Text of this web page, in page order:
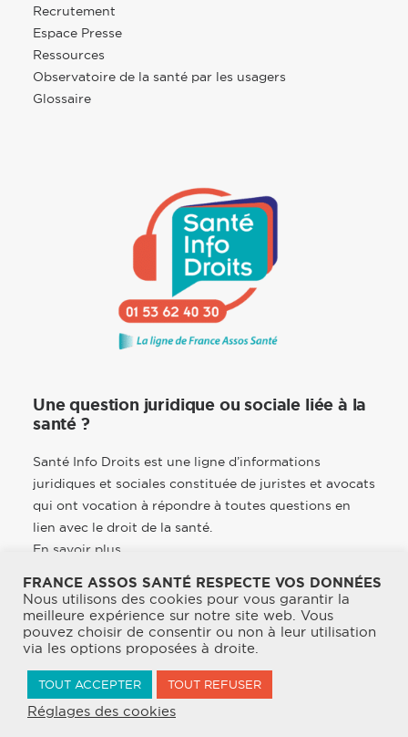
Recrutement
Espace Presse
Ressources
Observatoire de la santé par les usagers
Glossaire
Une question juridique ou sociale liée à la
santé ?
Santé Info Droits est une ligne d’informations
juridiques et sociales constituée de juristes et avocats
qui ont vocation à répondre à toutes questions en
lien avec le droit de la santé.
En savoir plus
© 2026 France Assos Santé. | Tous droits réservés.
Mentions légales
Politique de confidentialité & CGU
FRANCE ASSOS SANTÉ RESPECTE VOS DONNÉES
Nous utilisons des cookies pour vous garantir la
meilleure expérience sur notre site web. Vous
pouvez choisir de consentir ou non à leur utilisation
via les options proposées à droite.
TOUT ACCEPTER TOUT REFUSER
Réglages des cookies